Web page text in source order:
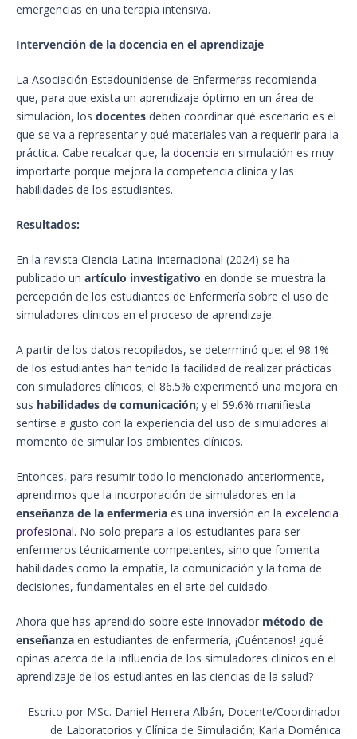
emergencias en una terapia intensiva.
Intervención de la docencia en el aprendizaje
La Asociación Estadounidense de Enfermeras recomienda
que, para que exista un aprendizaje óptimo en un área de
simulación, los docentes deben coordinar qué escenario es el
que se va a representar y qué materiales van a requerir para la
práctica. Cabe recalcar que, la docencia en simulación es muy
importarte porque mejora la competencia clínica y las
habilidades de los estudiantes.
Resultados:
En la revista Ciencia Latina Internacional (2024) se ha
publicado un artículo investigativo en donde se muestra la
percepción de los estudiantes de Enfermería sobre el uso de
simuladores clínicos en el proceso de aprendizaje.
A partir de los datos recopilados, se determinó que: el 98.1%
de los estudiantes han tenido la facilidad de realizar prácticas
con simuladores clínicos; el 86.5% experimentó una mejora en
sus habilidades de comunicación; y el 59.6% manifiesta
sentirse a gusto con la experiencia del uso de simuladores al
momento de simular los ambientes clínicos.
Entonces, para resumir todo lo mencionado anteriormente,
aprendimos que la incorporación de simuladores en la
enseñanza de la enfermería es una inversión en la excelencia
profesional. No solo prepara a los estudiantes para ser
enfermeros técnicamente competentes, sino que fomenta
habilidades como la empatía, la comunicación y la toma de
decisiones, fundamentales en el arte del cuidado.
Ahora que has aprendido sobre este innovador método de
enseñanza en estudiantes de enfermería, ¡Cuéntanos! ¿qué
opinas acerca de la influencia de los simuladores clínicos en el
aprendizaje de los estudiantes en las ciencias de la salud?
Escrito por MSc. Daniel Herrera Albán, Docente/Coordinador
de Laboratorios y Clínica de Simulación; Karla Doménica